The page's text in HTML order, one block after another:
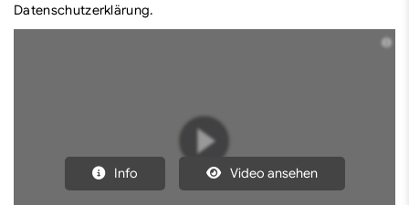
Datenschutzerklärung.
Info Video ansehen